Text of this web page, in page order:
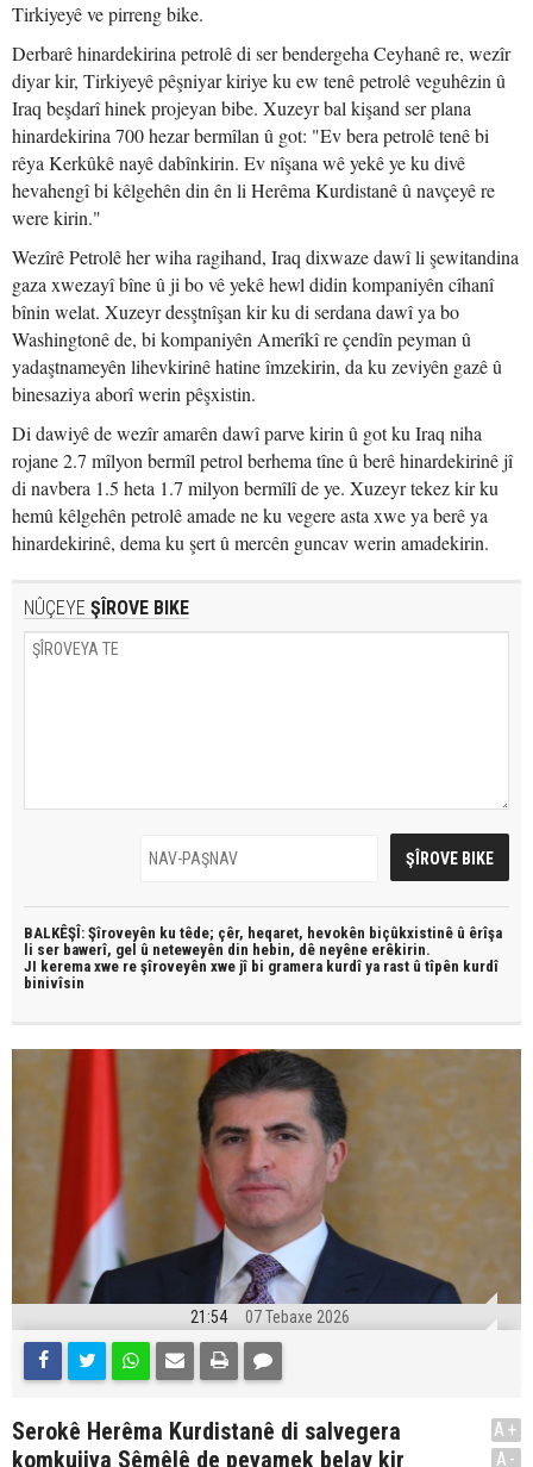
Tirkiyeyê ve pirreng bike.
Derbarê hinardekirina petrolê di ser bendergeha Ceyhanê re, wezîr
diyar kir, Tirkiyeyê pêşniyar kiriye ku ew tenê petrolê veguhêzin û
Iraq beşdarî hinek projeyan bibe. Xuzeyr bal kişand ser plana
hinardekirina 700 hezar bermîlan û got: "Ev bera petrolê tenê bi
rêya Kerkûkê nayê dabînkirin. Ev nîşana wê yekê ye ku divê
hevahengî bi kêlgehên din ên li Herêma Kurdistanê û navçeyê re
were kirin."
Wezîrê Petrolê her wiha ragihand, Iraq dixwaze dawî li şewitandina
gaza xwezayî bîne û ji bo vê yekê hewl didin kompaniyên cîhanî
bînin welat. Xuzeyr desştnîşan kir ku di serdana dawî ya bo
Washingtonê de, bi kompaniyên Amerîkî re çendîn peyman û
yadaştnameyên lihevkirinê hatine îmzekirin, da ku zeviyên gazê û
binesaziya aborî werin pêşxistin.
Di dawiyê de wezîr amarên dawî parve kirin û got ku Iraq niha
rojane 2.7 mîlyon bermîl petrol berhema tîne û berê hinardekirinê jî
di navbera 1.5 heta 1.7 milyon bermîlî de ye. Xuzeyr tekez kir ku
hemû kêlgehên petrolê amade ne ku vegere asta xwe ya berê ya
hinardekirinê, dema ku şert û mercên guncav werin amadekirin.
NÛÇEYE ŞÎROVE BIKE
BALKÊŞÎ: Şîroveyên ku têde; çêr, heqaret, hevokên biçûkxistinê û êrîşa
li ser bawerî, gel û neteweyên din hebin, dê neyêne erêkirin.
JI kerema xwe re şîroveyên xwe jî bi gramera kurdî ya rast û tîpên kurdî
binivîsin
21:54 07 Tebaxe 2026
Serokê Herêma Kurdistanê di salvegera
komkujiya Sêmêlê de peyamek belav kir
A+
A-